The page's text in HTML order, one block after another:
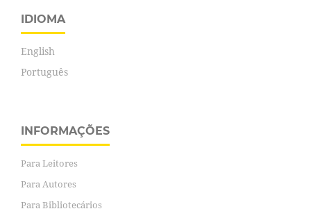
IDIOMA
English
Português
INFORMAÇÕES
Para Leitores
Para Autores
Para Bibliotecários